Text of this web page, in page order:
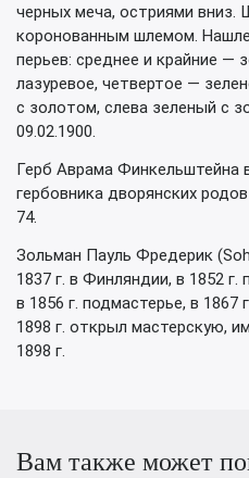
черных меча, остриями вниз.
коронованным шлемом.
перьев: среднее и крайние —
лазуревое, четвертое —
с золотом, слева зеленый с
09.02.1900.
Герб Аврама Финкельштейна
гербовника дворянских
74.
Зольман Пауль Фредерик
1837 г. в Финляндии, в 1852 г.
в 1856 г. подмастерье, в 1867
1898 г. открыл мастерскую,
1898 г.
Вам также может